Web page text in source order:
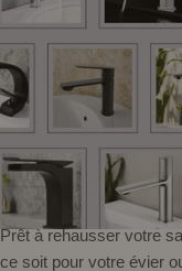
Prêt à rehausser votre
ce soit pour votre évier